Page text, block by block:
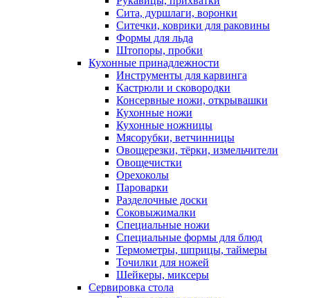
Сита, дуршлаги, воронки
Ситечки, коврики для раковины
Формы для льда
Штопоры, пробки
Кухонные принадлежности
Инструменты для карвинга
Кастрюли и сковородки
Консервные ножи, открывашки
Кухонные ножи
Кухонные ножницы
Мясорубки, ветчинницы
Овощерезки, тёрки, измельчители
Овощечистки
Орехоколы
Пароварки
Разделочные доски
Соковыжималки
Специальные ножи
Специальные формы для блюд
Термометры, шприцы, таймеры
Точилки для ножей
Шейкеры, миксеры
Сервировка стола